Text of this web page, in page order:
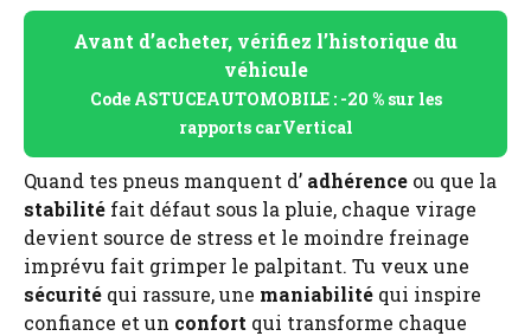
Avant d’acheter, vérifiez l’historique du
véhicule
Code ASTUCEAUTOMOBILE : -20 % sur les
rapports carVertical
Quand tes pneus manquent d’ adhérence ou que la
stabilité fait défaut sous la pluie, chaque virage
devient source de stress et le moindre freinage
imprévu fait grimper le palpitant. Tu veux une
sécurité qui rassure, une maniabilité qui inspire
confiance et un confort qui transforme chaque